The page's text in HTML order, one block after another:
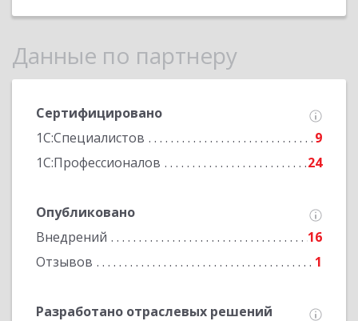
Данные по партнеру
Сертифицировано
1С:Специалистов
9
1С:Профессионалов
24
Опубликовано
Внедрений
16
Отзывов
1
Разработано отраслевых решений